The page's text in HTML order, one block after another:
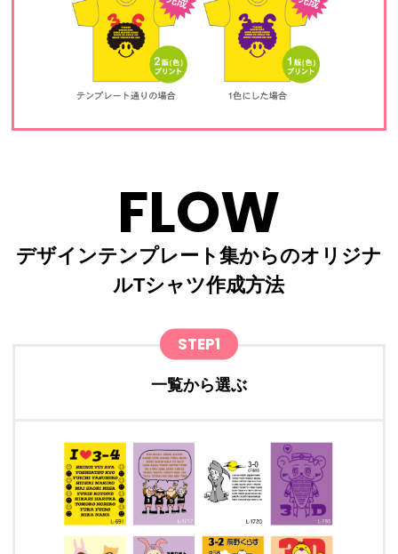
FLOW
デザインテンプレート集からのオリジナ
ルTシャツ作成方法
STEP1
一覧から選ぶ